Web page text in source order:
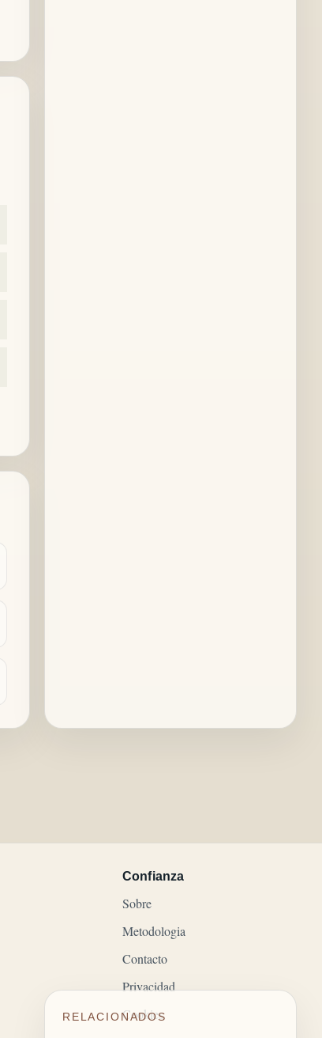
RELACIONADOS
Confianza
Sobre
Metodologia
Contacto
Privacidad
Cookies